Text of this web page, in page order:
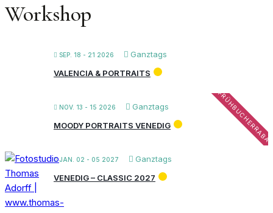
Workshop
SEP. 18 - 21 2026
Ganztags
VALENCIA & PORTRAITS
NOV. 13 - 15 2026 Ganztags
MOODY PORTRAITS VENEDIG
JAN. 02 - 05 2027
Ganztags
VENEDIG – CLASSIC 2027